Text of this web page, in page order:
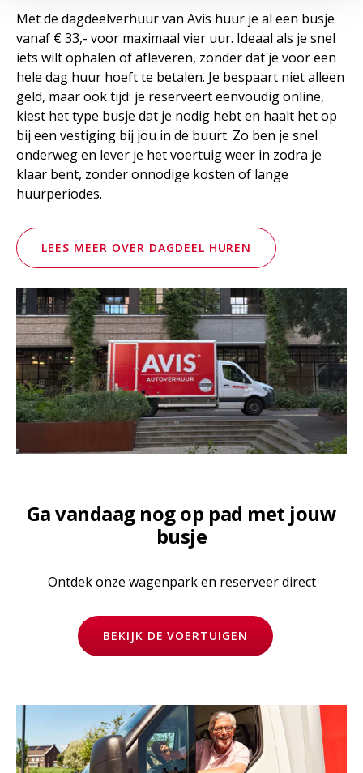
Met de dagdeelverhuur van Avis huur je al een busje
vanaf € 33,- voor maximaal vier uur. Ideaal als je snel
iets wilt ophalen of afleveren, zonder dat je voor een
hele dag huur hoeft te betalen. Je bespaart niet alleen
geld, maar ook tijd: je reserveert eenvoudig online,
kiest het type busje dat je nodig hebt en haalt het op
bij een vestiging bij jou in de buurt. Zo ben je snel
onderweg en lever je het voertuig weer in zodra je
klaar bent, zonder onnodige kosten of lange
huurperiodes.
LEES MEER OVER DAGDEEL HUREN
Ga vandaag nog op pad met jouw
busje
Ontdek onze wagenpark en reserveer direct
BEKIJK DE VOERTUIGEN